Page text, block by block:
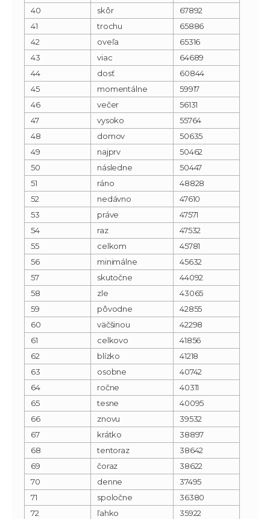
40
skôr
67892
41
trochu
65886
42
oveľa
65316
43
viac
64689
44
dosť
60844
45
momentálne
59917
46
večer
56131
47
vysoko
55764
48
domov
50635
49
najprv
50462
50
následne
50447
51
ráno
48828
52
nedávno
47610
53
práve
47571
54
raz
47532
55
celkom
45781
56
minimálne
45632
57
skutočne
44092
58
zle
43065
59
pôvodne
42855
60
väčšinou
42298
61
celkovo
41856
62
blízko
41218
63
osobne
40742
64
ročne
40311
65
tesne
40095
66
znovu
39532
67
krátko
38897
68
tentoraz
38642
69
čoraz
38622
70
denne
37495
71
spoločne
36380
72
ľahko
35922